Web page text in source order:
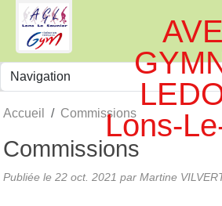
Lons-
Accueil Commissions
Commissions
Publiée le 22 oct. 2021 par Martine
Panneau de gestion des cookies